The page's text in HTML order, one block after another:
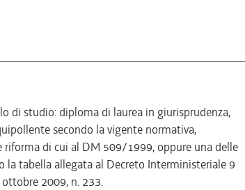
di studio: diploma di laurea in giurisprudenza,
secondo la vigente normativa,
di cui al DM 509/1999, oppure una delle
la tabella allegata al Decreto Interministeriale 9
2009, n. 233.